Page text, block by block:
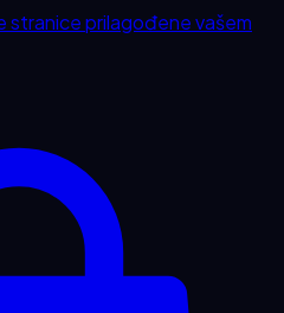
stranice prilagođene vašem